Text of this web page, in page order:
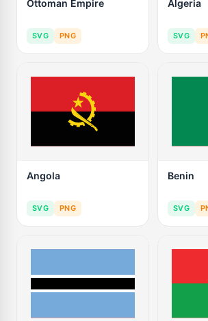
Ottoman Empire
SVG PNG
Algeria
SVG
Angola
SVG PNG
Benin
SVG